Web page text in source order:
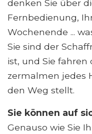
denken Sie über
Fernbedienung,
Wochenende ...
Sie sind der
ist, und Sie fahren
zermalmen jedes
den Weg stellt.
Sie können auf
Genauso wie Sie